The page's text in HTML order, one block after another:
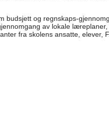
budsjett og regnskaps-
av lokale
fra skolens ansatte, elever,